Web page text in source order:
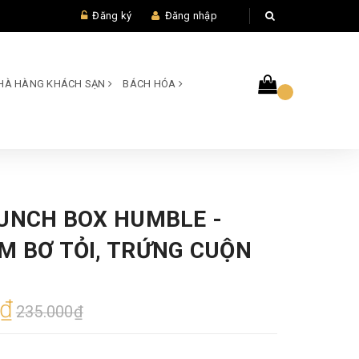
Đăng ký Đăng nhập
HÀNG KHÁCH SẠN BÁCH HÓA
BOX HUMBLE -
BƠ TỎI, TRỨNG CUỘN
235.000₫